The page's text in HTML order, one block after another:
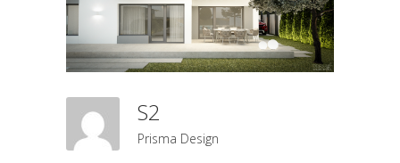
S2
Prisma Design